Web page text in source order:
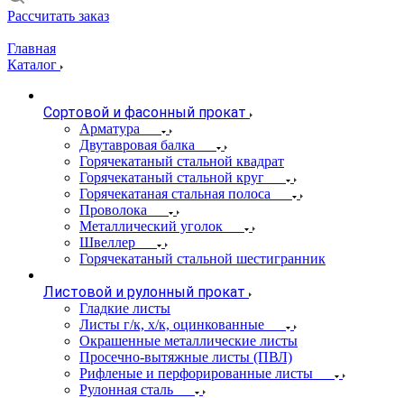
Рассчитать заказ
Главная
Каталог
Сортовой и фасонный прокат
Арматура
Двутавровая балка
Горячекатаный стальной квадрат
Горячекатаный стальной круг
Горячекатаная стальная полоса
Проволока
Металлический уголок
Швеллер
Горячекатаный стальной шестигранник
Листовой и рулонный прокат
Гладкие листы
Листы г/к, х/к, оцинкованные
Окрашенные металлические листы
Просечно-вытяжные листы (ПВЛ)
Рифленые и перфорированные листы
Рулонная сталь